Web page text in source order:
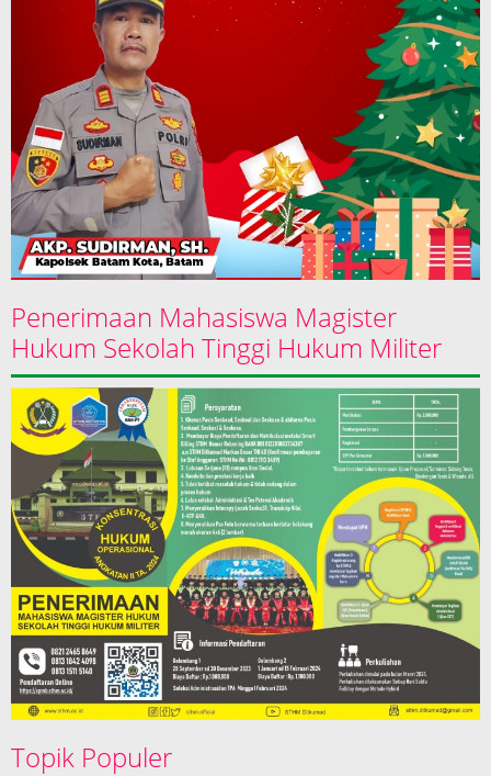
Penerimaan Mahasiswa Magister
Hukum Sekolah Tinggi Hukum Militer
Topik Populer